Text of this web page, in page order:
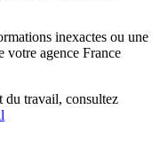
inexactes ou une
votre agence France
du travail, consultez